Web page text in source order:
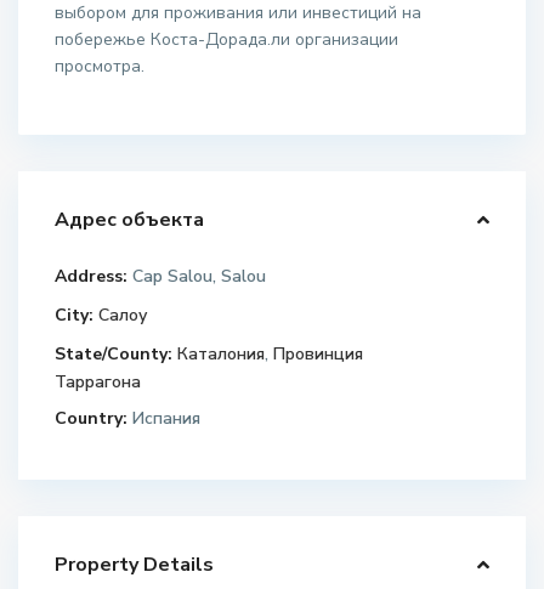
выбором для проживания или инвестиций на
побережье Коста-Дорада.ли организации
просмотра.
Адрес объекта
Address: Cap Salou, Salou
City: Салоу
State/County: Каталония,Провинция
Таррагона
Country: Испания
Property Details